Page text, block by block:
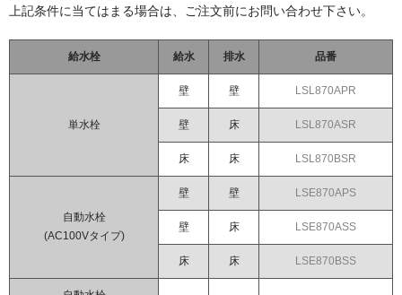
カート
お問い合わせ
お買い物ガイド
上記条件に当てはまる場合は、ご注文前にお問い合わせ下さい。
給水栓 給水 排水 品番
単水栓
壁 壁 LSL870APR
壁 床 LSL870ASR
床 床 LSL870BSR
自動水栓
(AC100Vタイプ)
壁 壁 LSE870APS
壁 床 LSE870ASS
床 床 LSE870BSS